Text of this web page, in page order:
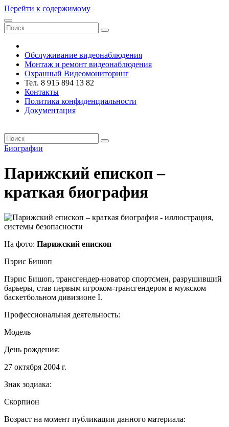
Перейти к содержимому
Обслуживание видеонаблюдения
Монтаж и ремонт видеонаблюдения
Охранный Видеомониторинг
Тел. 8 915 894 13 82
Контакты
Политика конфиденциальности
Документация
Биографии
Парижский епископ –
краткая биография
На фото: Парижский епископ
Пэрис Бишоп
Пэрис Бишоп, трансгендер-новатор спортсмен, разрушивший
барьеры, став первым игроком-трансгендером в мужском
баскетбольном дивизионе I.
Профессиональная деятельность:
Модель
День рождения:
27 октября 2004 г.
Знак зодиака:
Скорпион
Возраст на момент публикации данного материала: